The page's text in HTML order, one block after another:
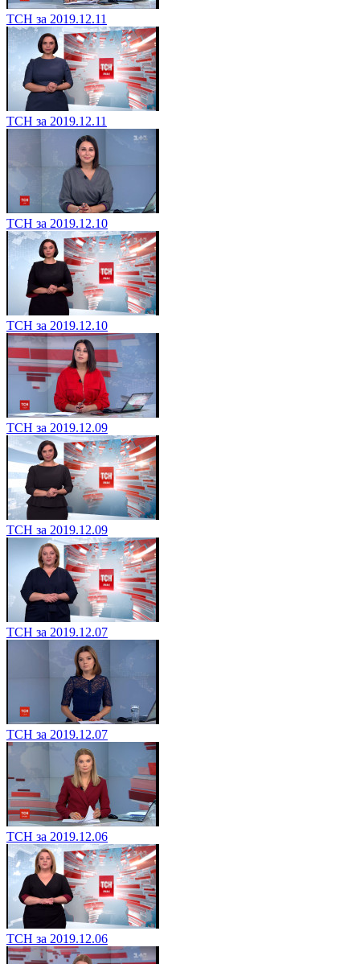
ТСН за 2019.12.11
ТСН за 2019.12.11
ТСН за 2019.12.10
ТСН за 2019.12.10
ТСН за 2019.12.09
ТСН за 2019.12.09
ТСН за 2019.12.07
ТСН за 2019.12.07
ТСН за 2019.12.06
ТСН за 2019.12.06